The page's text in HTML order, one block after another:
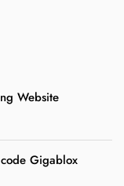
Website
Gigablox